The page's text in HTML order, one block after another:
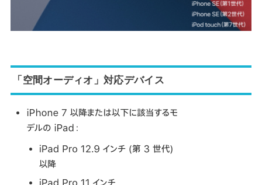
「空間オーディオ」対応デバイス